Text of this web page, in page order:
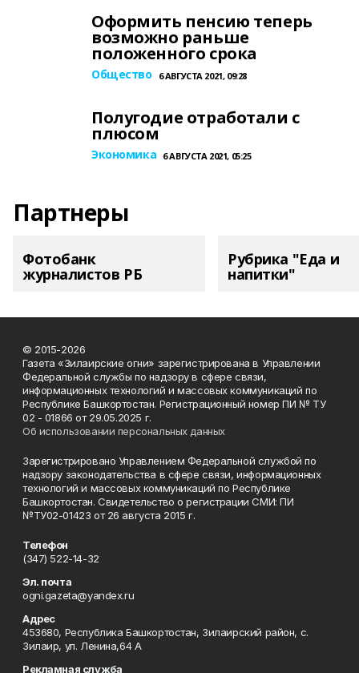
Оформить пенсию теперь
возможно раньше
положенного срока
Общество 6 АВГУСТА 2021, 09:28
Полугодие отработали с
плюсом
Экономика 6 АВГУСТА 2021, 05:25
Партнеры
Фотобанк
журналистов РБ
Рубрика "Еда и
напитки"
© 2015-2026
Газета «Зилаирские огни» зарегистрирована в Управлении
Федеральной службы по надзору в сфере связи,
информационных технологий и массовых коммуникаций по
Республике Башкортостан. Регистрационный номер ПИ № ТУ
02 - 01866 от 29.05.2025 г.
Об использовании персональных данных
Зарегистрировано Управлением Федеральной службой по
надзору законодательства в сфере связи, информационных
технологий и массовых коммуникаций по Республике
Башкортостан. Свидетельство о регистрации СМИ: ПИ
№ТУ02-01423 от 26 августа 2015 г.
Телефон
(347) 522-14-32
Эл. почта
ogni.gazeta@yandex.ru
Адрес
453680, Республика Башкортостан, Зилаирский район, с.
Зилаир, ул. Ленина,64 А
Рекламная служба